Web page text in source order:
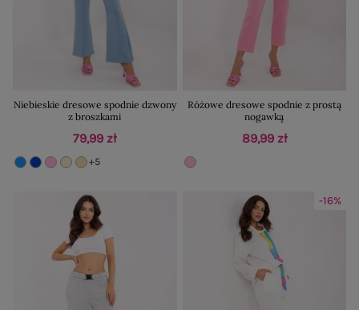
Niebieskie dresowe spodnie dzwony
z broszkami
79,99 zł
+5
Różowe dresowe spodnie z prostą
nogawką
89,99 zł
-16%